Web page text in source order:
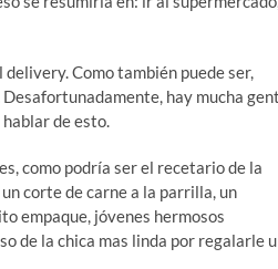
Como también puede ser,
hay mucha
de esto.
como podría ser el recetario de la
corte de carne a la parrilla, un
empaque, jóvenes hermosos
de la chica mas linda por regalarle